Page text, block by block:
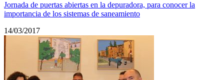
Jornada de puertas abiertas en la depuradora, para conocer la
importancia de los sistemas de saneamiento
14/03/2017